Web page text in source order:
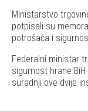
Ministarstvo
potpisali su
potrošača i
Federalni ministar
sigurnost hrane BiH
suradnji ove dvije